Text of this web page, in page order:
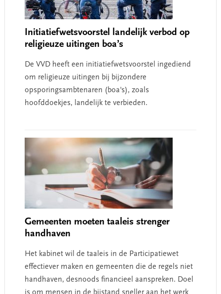
Initiatiefwetsvoorstel landelijk verbod op
religieuze uitingen boa’s
De VVD heeft een initiatiefwetsvoorstel ingediend
om religieuze uitingen bij bijzondere
opsporingsambtenaren (boa's), zoals
hoofddoekjes, landelijk te verbieden.
Gemeenten moeten taaleis strenger
handhaven
Het kabinet wil de taaleis in de Participatiewet
effectiever maken en gemeenten die de regels niet
handhaven, desnoods financieel aanspreken. Doel